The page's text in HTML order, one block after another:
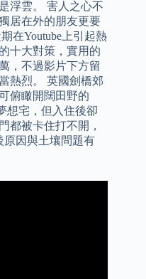
浮雲。 害人之心不
居在外的朋友更要
在Youtube上引起熱
十大對策，實用的
，不過影片下方留
熱烈。 英國劍橋郊
俯瞰開闊田野的
想宅，但入住後卻
都被卡住打不開，
原因與土壤問題有